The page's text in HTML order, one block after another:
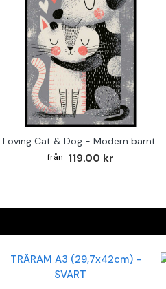
Loving Cat & Dog - Modern barntavla
119.00 kr